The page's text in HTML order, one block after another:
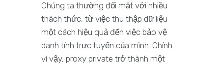
Chúng ta thường đối mặt với nhiều
thách thức, từ việc thu thập dữ liệu
một cách hiệu quả đến việc bảo vệ
danh tính trực tuyến của mình. Chính
vì vậy, proxy private trở thành một